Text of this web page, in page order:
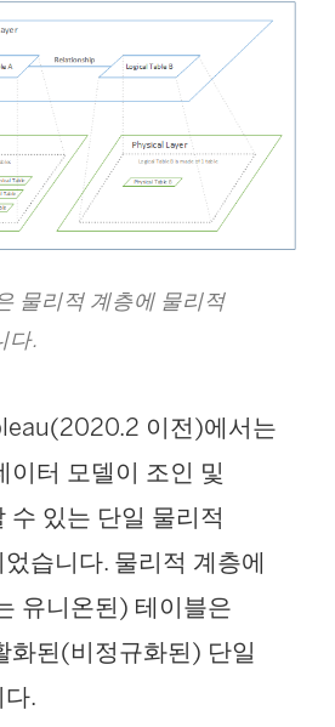
물리적 계층에 물리적
다.
이전)에서는
이터 모델이 조인 및
수 있는 단일 물리적
습니다. 물리적 계층에
유니온된) 테이블은
화된(비정규화된) 단일
.